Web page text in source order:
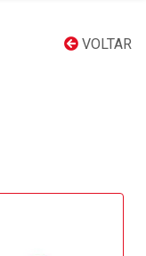
VOLTAR